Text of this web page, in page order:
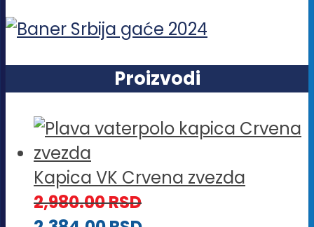
Proizvodi
Kapica VK Crvena zvezda
2,980.00RSD